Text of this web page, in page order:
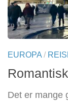
EUROPA /
Det er mange